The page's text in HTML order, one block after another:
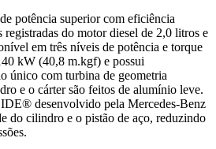
potência superior com eficiência
registradas do motor diesel de 2,0 litros e
em três níveis de potência e torque
kW (40,8 m.kgf) e possui
único com turbina de geometria
e o cárter são feitos de alumínio leve.
desenvolvido pela Mercedes-Benz
do cilindro e o pistão de aço, reduzindo